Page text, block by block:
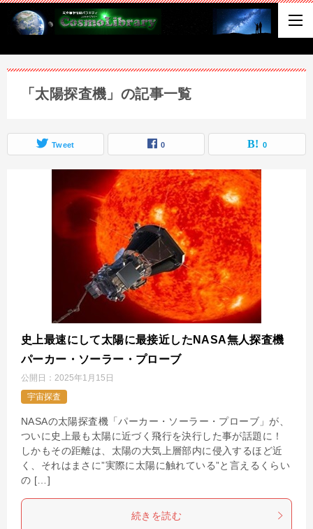
「太陽探査機」の記事一覧
Tweet 0 0
史上最速にして太陽に最接近したNASA無人探査機
パーカー・ソーラー・プローブ
公開日： 2025年1月15日
宇宙探査
NASAの太陽探査機「パーカー・ソーラー・プローブ」が、
ついに史上最も太陽に近づく飛行を決行した事が話題に！
しかもその距離は、太陽の大気上層部内に侵入するほど近
く、それはまさに”実際に太陽に触れている”と言えるくらい
の […]
続きを読む